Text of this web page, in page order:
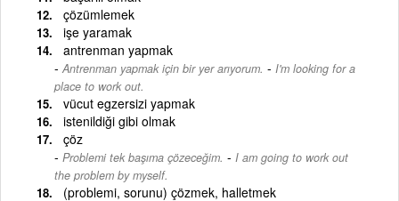
çözümlemek
işe yaramak
antrenman yapmak
Antrenman yapmak için bir yer arıyorum. - I'm looking for a
place to work out.
vücut egzersizi yapmak
istenildiği gibi olmak
çöz
Problemi tek başıma çözeceğim. - I am going to work out
the problem by myself.
(problemi, sorunu) çözmek, halletmek